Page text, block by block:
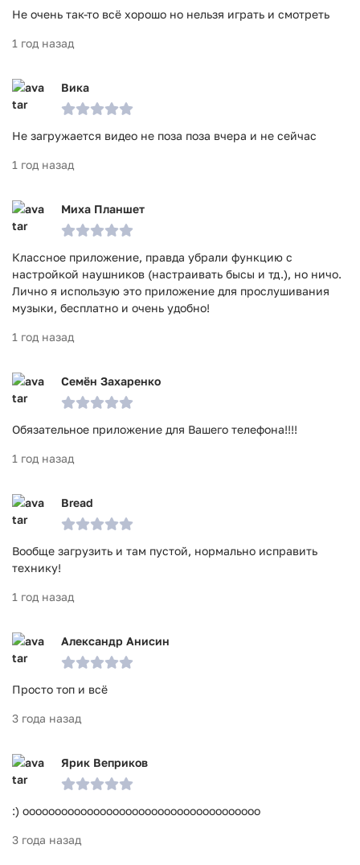
Не очень так-то всё хорошо но нельзя играть и смотреть
1 год назад
Вика
Не загружается видео не поза поза вчера и не сейчас
1 год назад
Миха Планшет
Классное приложение, правда убрали функцию с
настройкой наушников (настраивать бысы и тд.), но ничо.
Лично я использую это приложение для прослушивания
музыки, бесплатно и очень удобно!
1 год назад
Семён Захаренко
Обязательное приложение для Вашего телефона!!!!
1 год назад
Bread
Вообще загрузить и там пустой, нормально исправить
технику!
1 год назад
Александр Анисин
Просто топ и всё
3 года назад
Ярик Веприков
:) ооооооооооооооооооооооооооооооооооооо
3 года назад